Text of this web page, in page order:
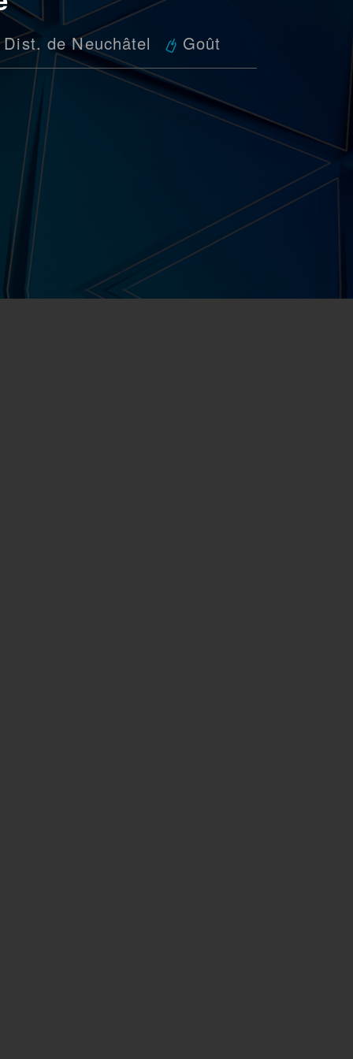
Dist. de Neuchâtel Goût